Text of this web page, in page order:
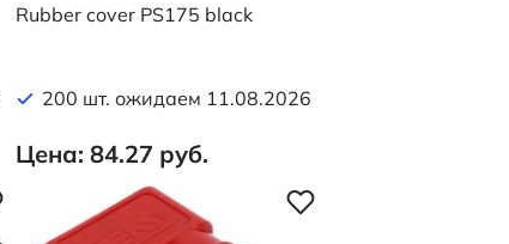
Rubber cover PS175 black
200 шт. ожидаем 11.08.2026
Цена: 84.27 руб.